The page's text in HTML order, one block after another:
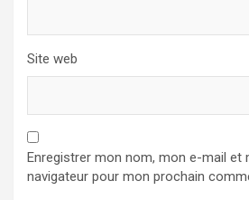
Site web
Enregistrer mon nom, mon e-mail et
navigateur pour mon prochain